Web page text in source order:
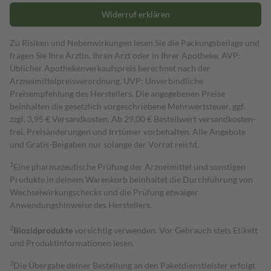
Widerruf erklären
Zu Risiken und Nebenwirkungen lesen Sie die Packungsbeilage und
fragen Sie Ihre Ärztin, Ihren Arzt oder in Ihrer Apotheke. AVP:
Üblicher Apothekenverkaufspreis berechnet nach der
Arzneimittelpreisverordnung. UVP: Unverbindliche
Preisempfehlung des Herstellers. Die angegebenen Preise
beinhalten die gesetzlich vorgeschriebene Mehrwertsteuer, ggf.
zzgl. 3,95 € Versandkosten. Ab 29,00 € Bestell­wert versand­kosten­
frei. Preisänderungen und Irrtümer vorbehalten. Alle Angebote
und Gratis-Beigaben nur solange der Vorrat reicht.
1 Eine pharmazeutische Prüfung der Arzneimittel und sonstigen
Produkte in deinem Warenkorb beinhaltet die Durchführung von
Wechselwirkungschecks und die Prüfung etwaiger
Anwendungshinweise des Herstellers.
2Biozidproduktevorsichtig verwenden. Vor Gebrauch stets Etikett
und Produktinformationen lesen.
3Die Übergabe deiner Bestellung an den Paketdienstleister erfolgt